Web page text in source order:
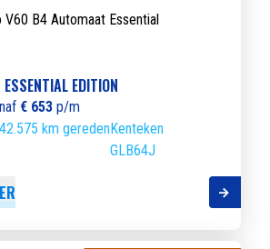
EDITION
€ 653 p/m
42.575 km geredenKenteken
GLB64J